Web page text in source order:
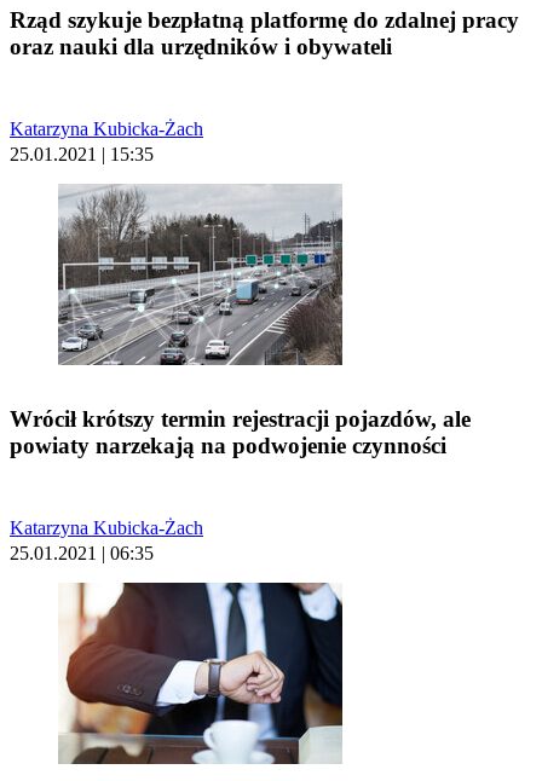
Rząd szykuje bezpłatną platformę do zdalnej pracy
oraz nauki dla urzędników i obywateli
Katarzyna Kubicka-Żach
25.01.2021 | 15:35
Wrócił krótszy termin rejestracji pojazdów, ale
powiaty narzekają na podwojenie czynności
Katarzyna Kubicka-Żach
25.01.2021 | 06:35